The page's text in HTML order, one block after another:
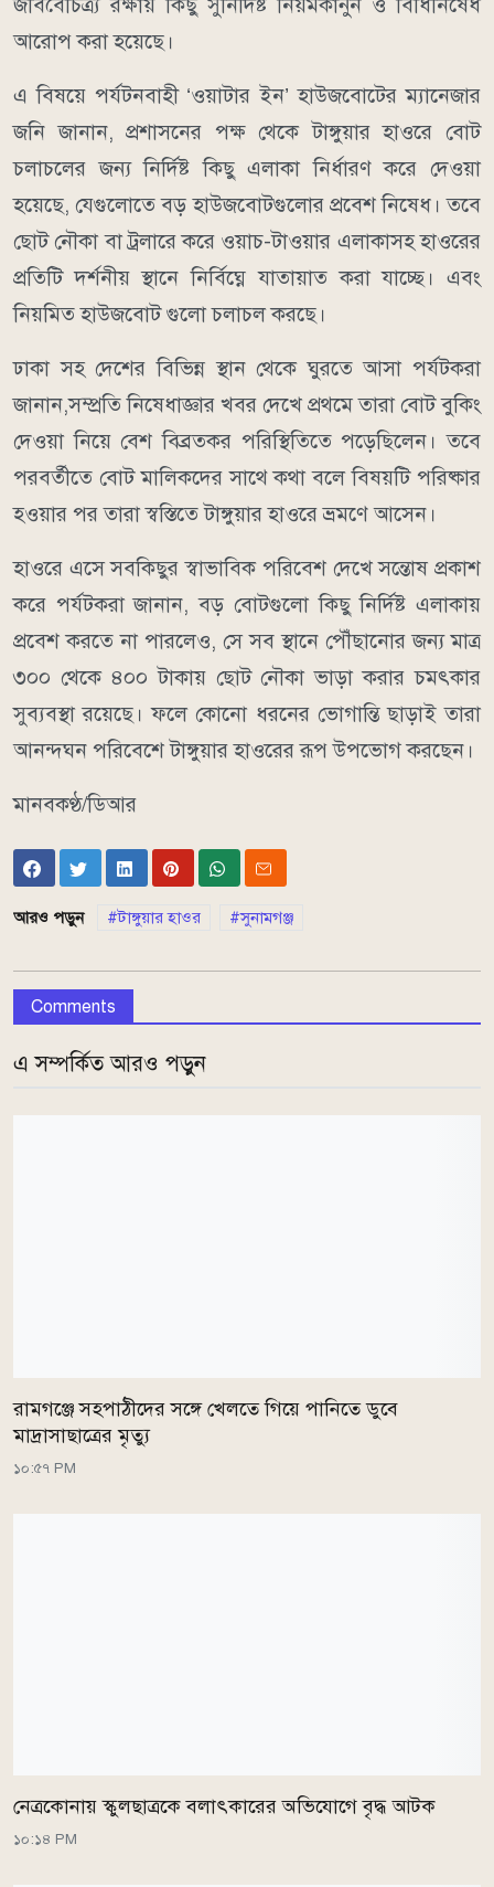
আরোপ করা হয়েছে।
​এ বিষয়ে পর্যটনবাহী ‘ওয়াটার ইন’ হাউজবোটের ম্যানেজার
জনি জানান, প্রশাসনের পক্ষ থেকে টাঙ্গুয়ার হাওরে বোট
চলাচলের জন্য নির্দিষ্ট কিছু এলাকা নির্ধারণ করে দেওয়া
হয়েছে, যেগুলোতে বড় হাউজবোটগুলোর প্রবেশ নিষেধ। তবে
ছোট নৌকা বা ট্রলারে করে ওয়াচ-টাওয়ার এলাকাসহ হাওরের
প্রতিটি দর্শনীয় স্থানে নির্বিঘ্নে যাতায়াত করা যাচ্ছে। এবং
নিয়মিত হাউজবোট গুলো চলাচল করছে।
​ঢাকা সহ দেশের বিভিন্ন স্থান থেকে ঘুরতে আসা পর্যটকরা
জানান,সম্প্রতি নিষেধাজ্ঞার খবর দেখে প্রথমে তারা বোট বুকিং
দেওয়া নিয়ে বেশ বিব্রতকর পরিস্থিতিতে পড়েছিলেন। তবে
পরবর্তীতে বোট মালিকদের সাথে কথা বলে বিষয়টি পরিষ্কার
হওয়ার পর তারা স্বস্তিতে টাঙ্গুয়ার হাওরে ভ্রমণে আসেন।
​হাওরে এসে সবকিছুর স্বাভাবিক পরিবেশ দেখে সন্তোষ প্রকাশ
করে পর্যটকরা জানান, বড় বোটগুলো কিছু নির্দিষ্ট এলাকায়
প্রবেশ করতে না পারলেও, সে সব স্থানে পৌঁছানোর জন্য মাত্র
৩০০ থেকে ৪০০ টাকায় ছোট নৌকা ভাড়া করার চমৎকার
সুব্যবস্থা রয়েছে। ফলে কোনো ধরনের ভোগান্তি ছাড়াই তারা
আনন্দঘন পরিবেশে টাঙ্গুয়ার হাওরের রূপ উপভোগ করছেন।
মানবকণ্ঠ/ডিআর
আরও পড়ুন টাঙ্গুয়ার হাওর সুনামগঞ্জ
Comments
এ সম্পর্কিত আরও পড়ুন
রামগঞ্জে সহপাঠীদের সঙ্গে খেলতে গিয়ে পানিতে ডুবে
মাদ্রাসাছাত্রের মৃত্যু
১০:৫৭ PM
নেত্রকোনায় স্কুলছাত্রকে বলাৎকারের অভিযোগে বৃদ্ধ আটক
১০:১৪ PM